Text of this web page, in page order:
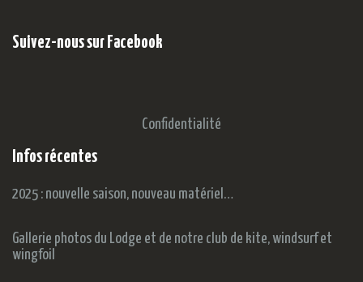
Suivez-nous sur Facebook
Confidentialité
Infos récentes
2025 : nouvelle saison, nouveau matériel…
Gallerie photos du Lodge et de notre club de kite, windsurf et
wingfoil